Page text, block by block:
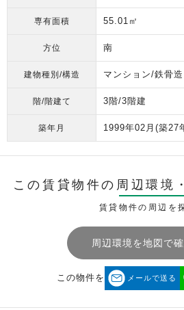
専有面積 55.01㎡
方位 南
建物種別/構造 マンション/鉄骨造
階/階建て 3階/3階建
築年月 1999年02月 (築27
この賃貸物件の周辺環境・
賃貸物件の周辺を
周辺環境を地図で
この物件を メールで送る